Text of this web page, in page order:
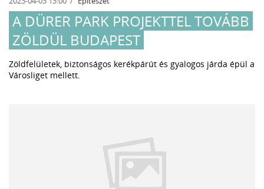
A DÜRER PARK PROJEKTTEL TOVÁBB
ZÖLDÜL BUDAPEST
Zöldfelületek, biztonságos kerékpárút és gyalogos járda épül a
Városliget mellett.